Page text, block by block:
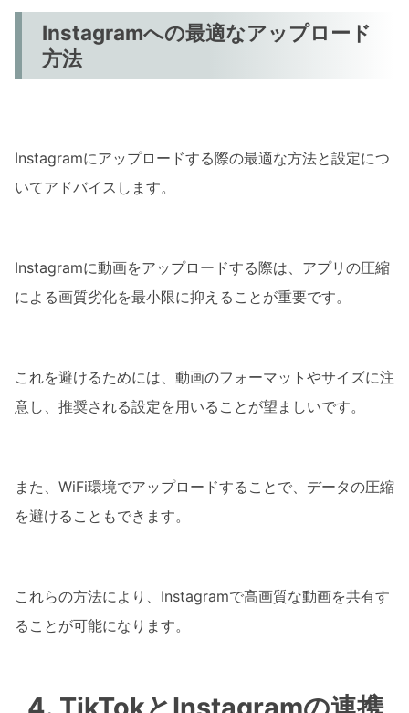
Instagramへの最適なアップロード
方法
Instagramにアップロードする際の最適な方法と設定につ
いてアドバイスします。
Instagramに動画をアップロードする際は、アプリの圧縮
による画質劣化を最小限に抑えることが重要です。
これを避けるためには、動画のフォーマットやサイズに注
意し、推奨される設定を用いることが望ましいです。
また、WiFi環境でアップロードすることで、データの圧縮
を避けることもできます。
これらの方法により、Instagramで高画質な動画を共有す
ることが可能になります。